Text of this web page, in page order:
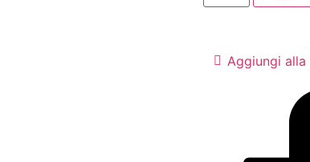
Aggiungi alla